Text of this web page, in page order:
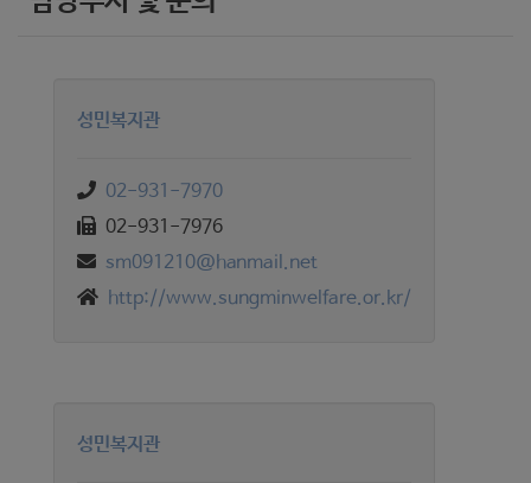
성민복지관
02-931-7970
02-931-7976
sm091210@hanmail.net
http://www.sungminwelfare.or.kr/
성민복지관